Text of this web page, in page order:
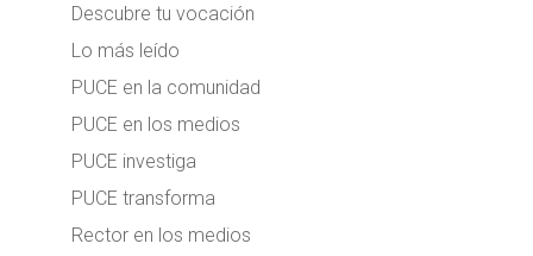
Descubre tu vocación
Lo más leído
PUCE en la comunidad
PUCE en los medios
PUCE investiga
PUCE transforma
Rector en los medios